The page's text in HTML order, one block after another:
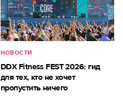
НОВОСТИ
DDX Fitness FEST 2026: гид
для тех, кто не хочет
пропустить ничего